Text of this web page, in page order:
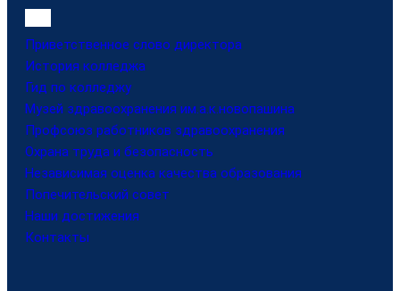
Приветственное слово директора
История колледжа
Гид по колледжу
Музей здравоохранения им.а.к.новопашина
Профсоюз работников здравоохранения
Охрана труда и безопасность
Независимая оценка качества образования
Попечительский совет
Наши достижения
Контакты